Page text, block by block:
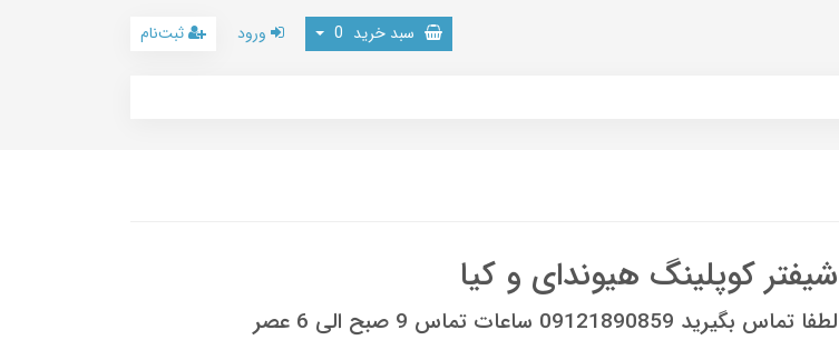
سبد خرید 0 ورود ثبت‌نام
شیفتر کوپلینگ هیوندای و کیا
لطفا تماس بگیرید 09121890859 ساعات تماس 9 صبح الی 6 عصر